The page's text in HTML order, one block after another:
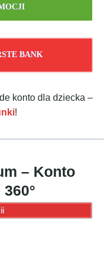
BANK
konto dla dziecka –
!
– Konto